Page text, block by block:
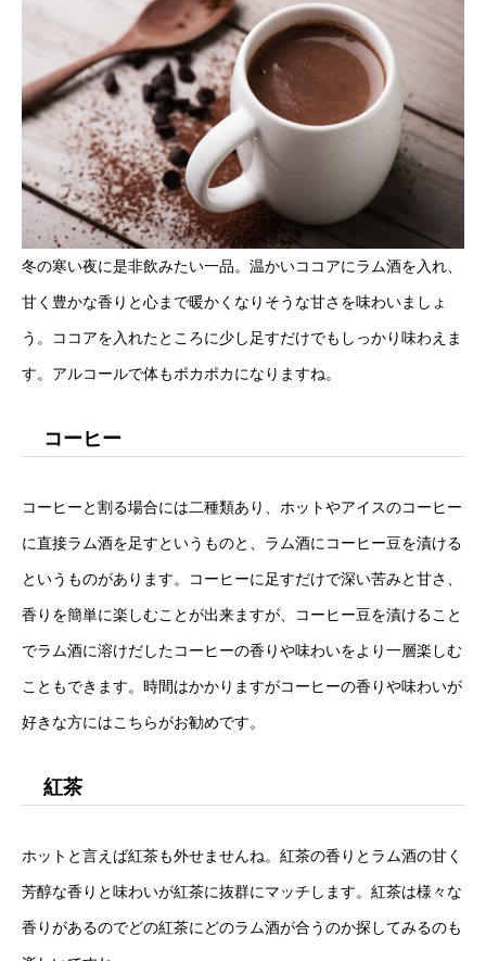
冬の寒い夜に是非飲みたい一品。温かいココアにラム酒を入れ、
甘く豊かな香りと心まで暖かくなりそうな甘さを味わいましょ
う。ココアを入れたところに少し足すだけでもしっかり味わえま
す。アルコールで体もポカポカになりますね。
コーヒー
コーヒーと割る場合には二種類あり、ホットやアイスのコーヒー
に直接ラム酒を足すというものと、ラム酒にコーヒー豆を漬ける
というものがあります。コーヒーに足すだけで深い苦みと甘さ、
香りを簡単に楽しむことが出来ますが、コーヒー豆を漬けること
でラム酒に溶けだしたコーヒーの香りや味わいをより一層楽しむ
こともできます。時間はかかりますがコーヒーの香りや味わいが
好きな方にはこちらがお勧めです。
紅茶
ホットと言えば紅茶も外せませんね。紅茶の香りとラム酒の甘く
芳醇な香りと味わいが紅茶に抜群にマッチします。紅茶は様々な
香りがあるのでどの紅茶にどのラム酒が合うのか探してみるのも